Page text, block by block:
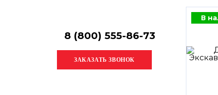
8 (800) 555-86-73
В